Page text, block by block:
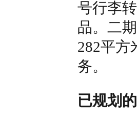
号行李
品。 二
282平方
务。
已规划